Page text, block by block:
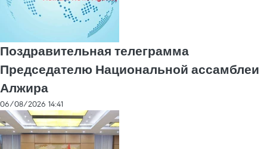
Поздравительная телеграмма
Председателю Национальной ассамблеи
Алжира
06/08/2026 14:41